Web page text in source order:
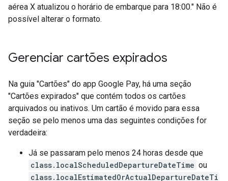
aérea X atualizou o horário de embarque para 18:00." Não é
possível alterar o formato.
Gerenciar cartões expirados
Na guia "Cartões" do app Google Pay, há uma seção
"Cartões expirados" que contém todos os cartões
arquivados ou inativos. Um cartão é movido para essa
seção se pelo menos uma das seguintes condições for
verdadeira:
Já se passaram pelo menos 24 horas desde que
class.localScheduledDepartureDateTime ou
class.localEstimatedOrActualDepartureDateTi